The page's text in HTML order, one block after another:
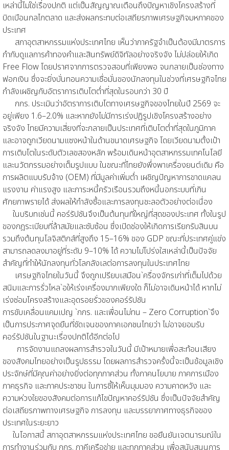
เหล่านี้ไม่ใช่เรื่องปกติ แต่เป็นสัญญาณเตือนถึงปัญหาเชิงโครงสร้างที่
บิดเบือนกลไกตลาด และส่งผลกระทบต่อเสถียรภาพเศรษฐกิจมหภาคของ
ประเทศ
สภาอุตสาหกรรมแห่งประเทศไทย เห็นว่าภาครัฐจำเป็นต้องมีมาตรการ
กำกับดูแลการค้าทองคำและสินทรัพย์ดิจิทัลอย่างจริงจัง ไม่ปล่อยให้เกิด
Free Flow โดยปราศจากการตรวจสอบที่เพียงพอ จนกลายเป็นช่องทาง
ฟอกเงิน ซึ่งจะยิ่งบั่นทอนความเชื่อมั่นของนักลงทุนในช่วงที่เศรษฐกิจไทย
กำลังเผชิญกับอัตราการเติบโตต่ำที่สุดในรอบกว่า 30 ปี
กกร. ประเมินว่าอัตราการเติบโตทางเศรษฐกิจของไทยในปี 2569 จะ
อยู่เพียง 1.6–2.0% และหากยังไม่มีการเร่งปฏิรูปเชิงโครงสร้างอย่าง
จริงจัง ไทยมีความเสี่ยงที่จะกลายเป็นประเทศที่เติบโตต่ำที่สุดในภูมิภาค
และอาจถูกเวียดนามแซงหน้าในด้านขนาดเศรษฐกิจ โดยเวียดนามตั้งเป้า
การเติบโตในระดับตัวเลขสองหลัก พร้อมเดินหน้าอุตสาหกรรมเทคโนโลยี
และนวัตกรรมอย่างเต็มรูปแบบ ในขณะที่ไทยยังพึ่งพาเครื่องยนต์เดิม คือ
การผลิตแบบรับจ้าง (OEM) ที่มีมูลค่าเพิ่มต่ำ เผชิญปัญหาการขาดแคลน
แรงงาน ค่าแรงสูง และภาระหนี้ครัวเรือนรวมถึงหนี้นอกระบบที่เกิน
ศักยภาพรายได้ ส่งผลให้กำลังซื้อและการลงทุนชะลอตัวอย่างต่อเนื่อง
ในบริบทเช่นนี้ คอร์รัปชันจึงเป็นต้นทุนที่ใหญ่ที่สุดของประเทศ ทั้งในรูป
ของกฎระเบียบที่ล้าสมัยและซับซ้อน ซึ่งเปิดช่องให้เกิดการเรียกรับสินบน
รวมถึงต้นทุนโลจิสติกส์ที่สูงถึง 15–16% ของ GDP ขณะที่ประเทศคู่แข่ง
สามารถลดลงมาอยู่ที่ระดับ 9–10% ได้ ความไม่โปร่งใสเหล่านี้เป็นปัจจัย
สำคัญที่ทำให้นักลงทุนทั่วโลกลังเลต่อการลงทุนในประเทศไทย
เศรษฐกิจไทยในวันนี้ จึงถูกเปรียบเสมือน`ครื่องจักรเก่าที่เต็มไปด้วย
สนิมและการรั่วไหล`อให้เร่งเครื่องมากเพียงใด ก็ไม่อาจเดินหน้าได้ หากไม่
เร่งซ่อมโครงสร้างและอุดรอยรั่วของคอร์รัปชัน
การขับเคลื่อนแคมเปญ `กกร. และเพื่อนไม่ทน – Zero Corruption`จึง
เป็นการประกาศจุดยืนที่ชัดเจนของภาคเอกชนไทยว่า ไม่อาจยอมรับ
คอร์รัปชันในฐานะเรื่องปกติได้อีกต่อไป
การจัดงานแถลงผลการสำรวจในวันนี้ มีเป้าหมายเพื่อสะท้อนเสียง
ของสังคมไทยอย่างเป็นรูปธรรม โดยผลการสำรวจครั้งนี้จะเป็นข้อมูลเชิง
ประจักษ์ที่มีคุณค่าอย่างยิ่งต่อทุกภาคส่วน ทั้งภาคนโยบาย ภาคการเมือง
ภาคธุรกิจ และภาคประชาชน ในการชี้ให้เห็นมุมมอง ความคาดหวัง และ
ความห่วงใยของสังคมต่อการแก้ไขปัญหาคอร์รัปชัน ซึ่งเป็นปัจจัยสำคัญ
ต่อเสถียรภาพทางเศรษฐกิจ การลงทุน และบรรยากาศทางธุรกิจของ
ประเทศในระยะยาว
ในโอกาสนี้ สภาอุตสาหกรรมแห่งประเทศไทย ขอยืนยันเจตนารมณ์ใน
การทำงานร่วมกับ กกร. ภาคีเครือข่าย และทุกภาคส่วน เพื่อสนับสนุนการ